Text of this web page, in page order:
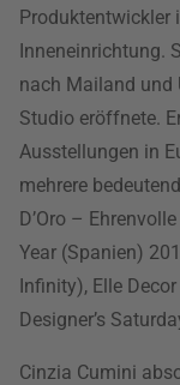
Produktentwickler
Inneneinrichtung.
nach Mailand und
Studio eröffnete.
Ausstellungen in
mehrere
D’Oro –
Year (Spanien)
Infinity), Elle
Designer’s
Cinzia Cumini